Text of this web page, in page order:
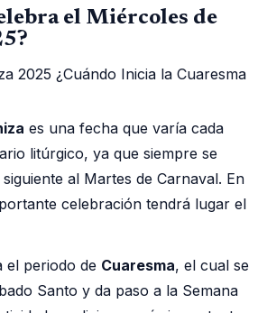
el Miércoles de
es una fecha que varía cada
litúrgico, ya que siempre se
al Martes de Carnaval. En
celebración tendrá lugar el
el periodo de Cuaresma, el cual se
Santo y da paso a la Semana